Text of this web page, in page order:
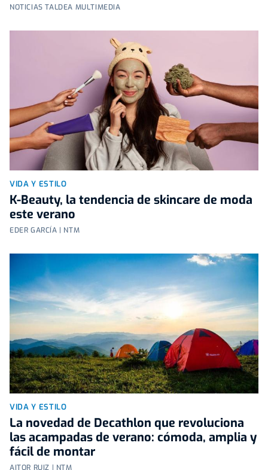
NOTICIAS TALDEA MULTIMEDIA
VIDA Y ESTILO
K-Beauty, la tendencia de skincare de moda
este verano
EDER GARCÍA | NTM
VIDA Y ESTILO
La novedad de Decathlon que revoluciona
las acampadas de verano: cómoda, amplia y
fácil de montar
AITOR RUIZ | NTM